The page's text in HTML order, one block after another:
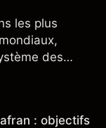
les plus
des
: objectifs